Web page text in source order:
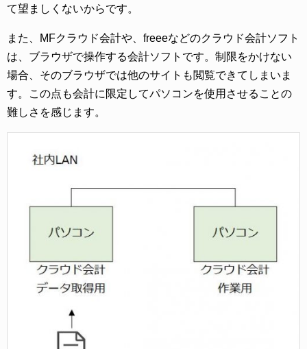
て望ましくないからです。
また、MFクラウド会計や、freeeなどのクラウド会計ソフト
は、ブラウザで操作する会計ソフトです。制限をかけない
場合、そのブラウザでは他のサイトも閲覧できてしまいま
す。この点も会計に限定してパソコンを使用させることの
難しさを感じます。